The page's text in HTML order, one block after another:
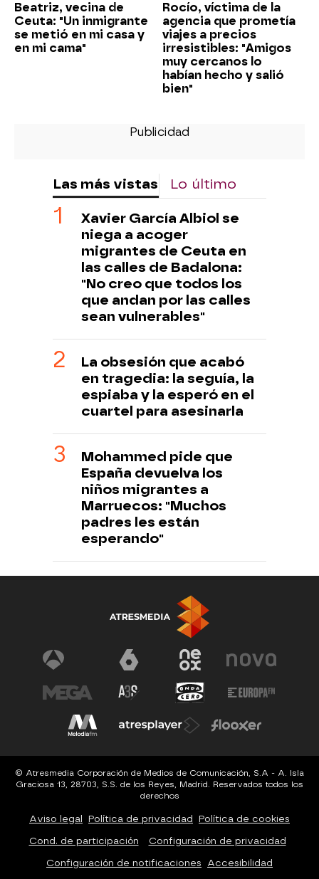
Beatriz, vecina de
Ceuta: "Un inmigrante
se metió en mi casa y
en mi cama"
Rocío, víctima de la
agencia que prometía
viajes a precios
irresistibles: "Amigos
muy cercanos lo
habían hecho y salió
bien"
Las más vistas Lo último
Xavier García Albiol se
niega a acoger
migrantes de Ceuta en
las calles de Badalona:
"No creo que todos los
que andan por las calles
sean vulnerables"
La obsesión que acabó
en tragedia: la seguía, la
espiaba y la esperó en el
cuartel para asesinarla
Mohammed pide que
España devuelva los
niños migrantes a
Marruecos: "Muchos
padres les están
esperando"
© Atresmedia Corporación de Medios de Comunicación, S.A - A. Isla
Graciosa 13, 28703, S.S. de los Reyes, Madrid. Reservados todos los
derechos
Aviso legal Política de privacidad Política de cookies
Cond. de participación Configuración de privacidad
Configuración de notificaciones Accesibilidad